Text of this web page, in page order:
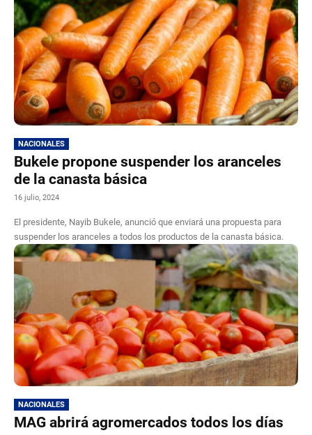
NACIONALES
Bukele propone suspender los aranceles
de la canasta básica
16 julio, 2024
El presidente, Nayib Bukele, anunció que enviará una propuesta para
suspender los aranceles a todos los productos de la canasta básica.
NACIONALES
MAG abrirá agromercados todos los días